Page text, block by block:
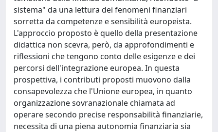
sistema" da una lettura dei fenomeni finanziari
sorretta da competenze e sensibilità europeista.
L'approccio proposto è quello della presentazione
didattica non scevra, però, da approfondimenti e
riflessioni che tengono conto delle esigenze e dei
percorsi dell'integrazione europea. In questa
prospettiva, i contributi proposti muovono dalla
consapevolezza che l'Unione europea, in quanto
organizzazione sovranazionale chiamata ad
operare secondo precise responsabilità finanziarie,
necessita di una piena autonomia finanziaria sia